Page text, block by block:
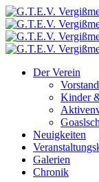
Der Verein
Kinder
Neuigkeiten
Galerien
Chronik